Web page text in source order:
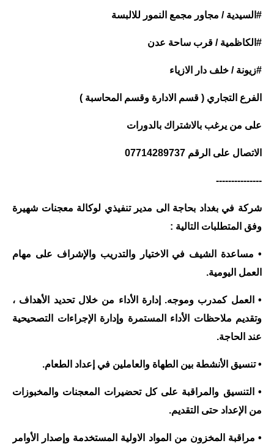
#السيدية / مجاور مجمع النمور للالبسة
#الكاظمية / قرب ساحة عدن
#زيونة / خلف دار الازياء
الفرع التجاري ( قسم الادارة وقسم المحاسبة )
على من يرغب بالاشتراك بالدورات
الاتصال على الرقم 07714289737
---------------
شركة في بغداد بحاجة الى مدير تنفيذي لوكالة معجنات شهيرة
وفق المتطلبات التالية :
• مساعدة الشيف في الاختيار والتدريب والإشراف على مهام
العمل اليومية.
• العمل كمدرب وموجه. إدارة الأداء من خلال تحديد الأهداف ،
وتقديم ملاحظات الأداء المستمرة وإدارة الإجراءات التصحيحية
عند الحاجة.
• تنسيق الأنشطة بين الطهاة والعاملين في إعداد الطعام.
• التنسيق والمراقبة على كل تحضيرات المعجنات والمخبوزات
من الإعداد حتى التقديم.
• مراقبة المخزون من المواد الاولية المستخدمة وإصدار الأوامر